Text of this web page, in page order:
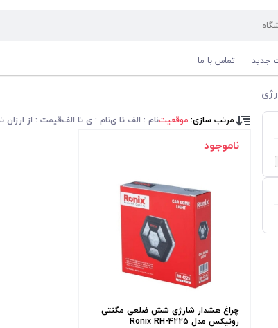
جدید تماس با ما
مرتب سازی: موقعیتنام : الف تا ینام : ی تا الفقیمت : از ارزان
ناموجود
چراغ هشدار شارژی شش ضلعی مگنتی
رونیکس مدل Ronix RH-4225